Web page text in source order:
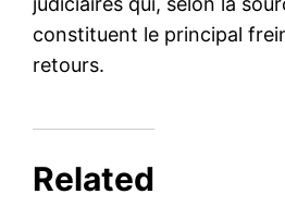
américaines au Qatar et en